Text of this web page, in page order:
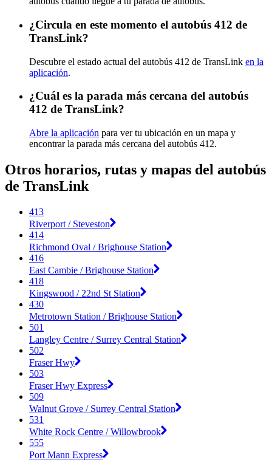
¿Circula en este momento el autobús 412 de
TransLink?
Descubre el estado actual del autobús 412 de TransLink en la
aplicación.
¿Cuál es la parada más cercana del autobús
412 de TransLink?
Abre la aplicación para ver tu ubicación en un mapa y
encontrar la parada más cercana del autobús 412.
Otros horarios, rutas y mapas del autobús
de TransLink
413
Riverport / Steveston
414
Richmond Oval / Brighouse Station
416
East Cambie / Brighouse Station
418
Kingswood / 22nd St Station
430
Metrotown Station / Brighouse Station
501
Langley Centre / Surrey Central Station
502
Fraser Hwy
503
Fraser Hwy Express
509
Walnut Grove / Surrey Central Station
531
White Rock Centre / Willowbrook
555
Port Mann Express